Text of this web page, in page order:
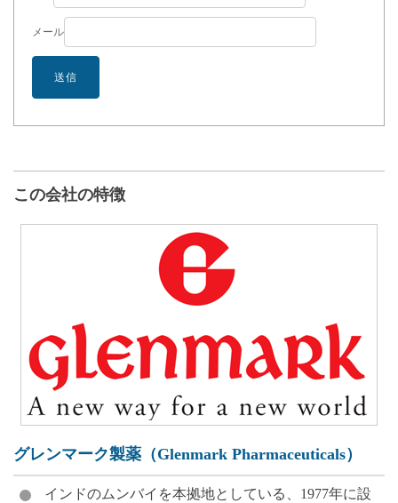
メール
この会社の特徴
グレンマーク製薬（Glenmark Pharmaceuticals）
インドのムンバイを本拠地としている、1977年に設